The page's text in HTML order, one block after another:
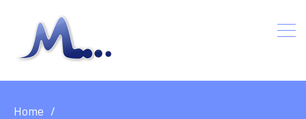
Home